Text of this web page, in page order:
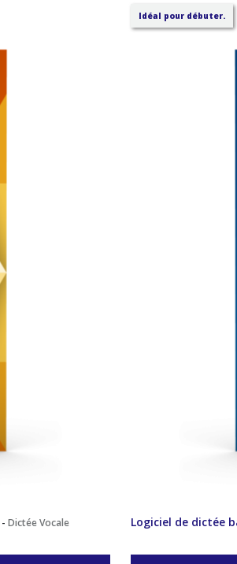
- Dictée Vocale
Idéal pour débuter.
Logiciel de dictée